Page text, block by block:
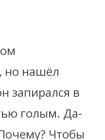
но нашёл
запирался в
голым. Да-
Чтобы